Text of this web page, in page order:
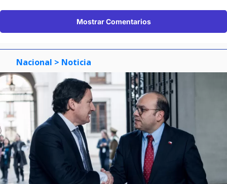
Mostrar Comentarios
Nacional > Noticia